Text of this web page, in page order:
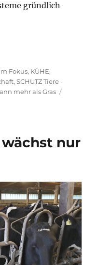
gründlich
der Weide?“
Fokus, KÜHE,
,SCHUTZ Tiere -
mehr als Gras
nur